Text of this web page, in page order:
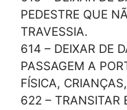
PEDESTRE QUE
TRAVESSIA.
614 – DEIXAR DE
PASSAGEM A
FÍSICA,
622 – TRANSITAR